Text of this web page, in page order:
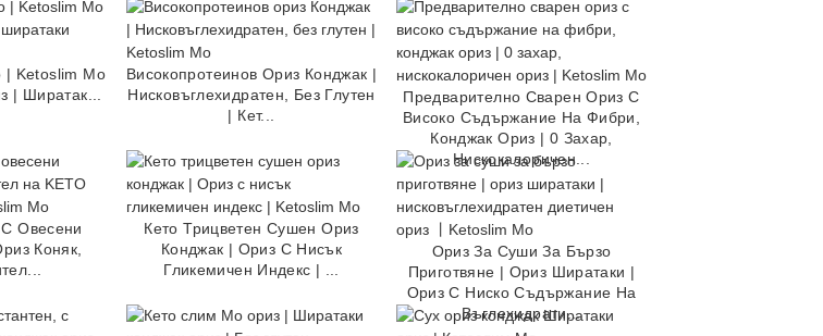
| Ketoslim Mo
| Ширатак...
Високопротеинов Ориз Конджак |
Нисковъглехидратен, Без Глутен
| Кет...
Предварително Сварен Ориз С
Високо Съдържание На Фибри,
Конджак Ориз | 0 Захар,
Нискокалоричен...
Овесени
Коняк,
Кето Трицветен Сушен Ориз
Конджак | Ориз С Нисък
Гликемичен Индекс | ...
Ориз За Суши За Бързо
Приготвяне | Ориз Ширатаки |
Ориз С Ниско Съдържание На
Въглехидрати...